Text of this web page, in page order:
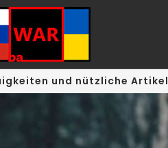
und nützliche Artikel